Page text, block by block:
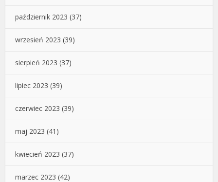
październik 2023 (37)
wrzesień 2023 (39)
sierpień 2023 (37)
lipiec 2023 (39)
czerwiec 2023 (39)
maj 2023 (41)
kwiecień 2023 (37)
marzec 2023 (42)